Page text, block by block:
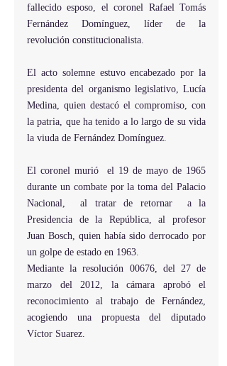
fallecido esposo, el coronel Rafael Tomás
Fernández Domínguez, líder de la
revolución constitucionalista.
El acto solemne estuvo encabezado por la
presidenta del organismo legislativo, Lucía
Medina, quien destacó el compromiso, con
la patria, que ha tenido a lo largo de su vida
la viuda de Fernández Domínguez.
El coronel murió  el 19 de mayo de 1965
durante un combate por la toma del Palacio
Nacional,  al tratar de retornar  a la
Presidencia de la República, al profesor
Juan Bosch, quien había sido derrocado por
un golpe de estado en 1963.
Mediante la resolución 00676, del 27 de
marzo del 2012, la cámara aprobó el
reconocimiento al trabajo de Fernández,
acogiendo una propuesta del diputado
Víctor Suarez.